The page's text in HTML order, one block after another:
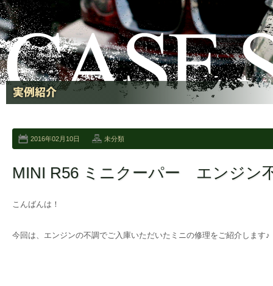
2016年02月10日 未分類
MINI R56 ミニクーパー エンジン
こんばんは！
今回は、エンジンの不調でご入庫いただいたミニの修理をご紹介します♪